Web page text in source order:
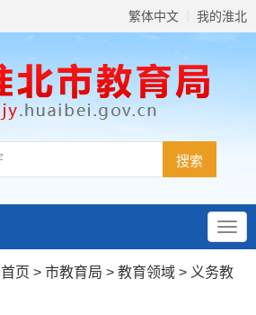
繁体中文 我的淮北
首页 > 市教育局 > 教育领域 > 义务教